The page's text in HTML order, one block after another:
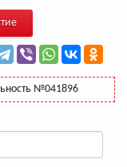
№041896